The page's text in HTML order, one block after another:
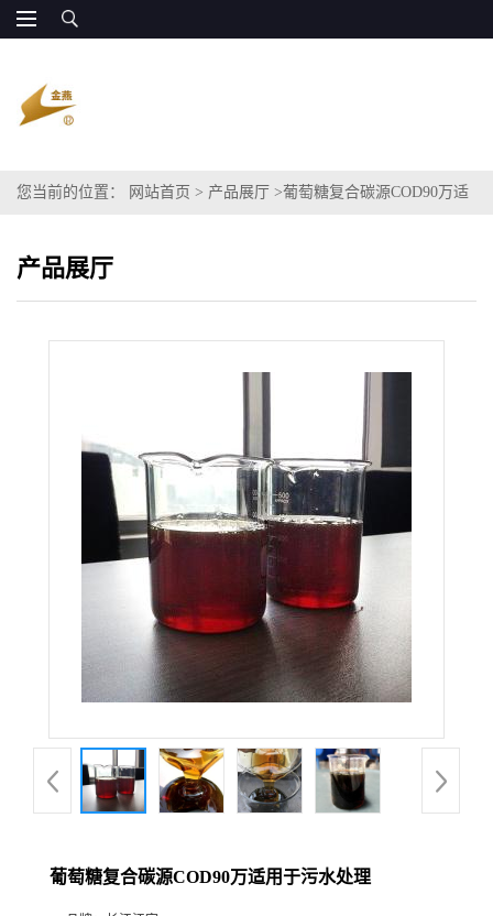
您当前的位置： 网站首页 > 产品展厅 >葡萄糖复合碳源COD90万适
产品展厅
葡萄糖复合碳源COD90万适用于污水处理